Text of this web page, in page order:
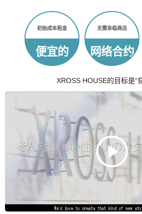
初始成本租金
便宜的
无需亲临商店
网络合约
XROSS HOUSE的目标是“